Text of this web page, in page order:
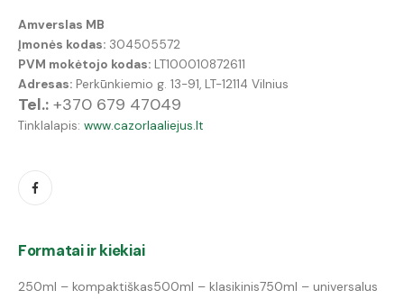
Amverslas MB
Įmonės kodas: 304505572
PVM mokėtojo kodas: LT100010872611
Adresas: Perkūnkiemio g. 13-91, LT-12114 Vilnius
Tel.: +370 679 47049
Tinklalapis: www.cazorlaaliejus.lt
Formatai ir kiekiai
250ml – kompaktiškas500ml – klasikinis750ml – universalus